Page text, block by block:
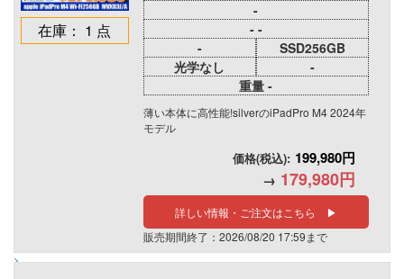
在庫： 1 点
-
- -
-
SSD256GB
光学なし
-
重量 -
薄い本体に高性能!silverのiPadPro M4 2024年
モデル
価格(税込): 199,980円
→ 179,980円
詳しい情報・ご注文はこちら ▶
販売期間終了：2026/08/20 17:59まで